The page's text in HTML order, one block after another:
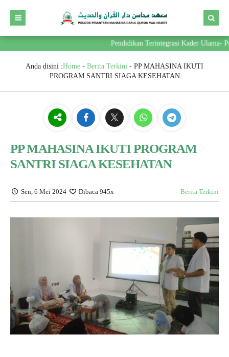
Pendidikan Terintegrasi Kader Ulama-
Anda disini :Home - Berita Terkini - PP MAHASINA IKUTI
PROGRAM SANTRI SIAGA KESEHATAN
PP MAHASINA IKUTI PROGRAM
SANTRI SIAGA KESEHATAN
Sen, 6 Mei 2024 Dibaca 945x Berita Terkini